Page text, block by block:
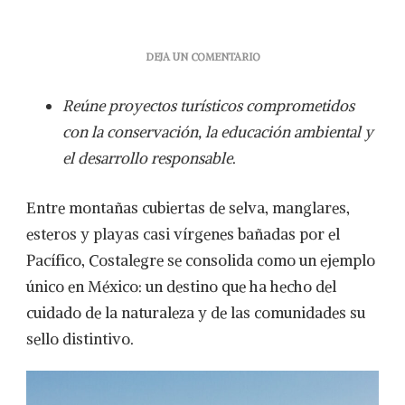
DEJA UN COMENTARIOEN
PARAÍSO
QUE
ENSEÑA
CONCIENCIA
Reúne proyectos turísticos comprometidos
con la conservación, la educación ambiental y
el desarrollo responsable.
Entre montañas cubiertas de selva, manglares,
esteros y playas casi vírgenes bañadas por el
Pacífico, Costalegre se consolida como un ejemplo
único en México: un destino que ha hecho del
cuidado de la naturaleza y de las comunidades su
sello distintivo.